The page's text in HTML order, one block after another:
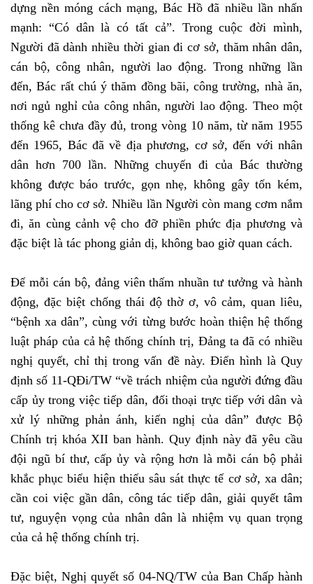
dựng nền móng cách mạng, Bác Hồ đã nhiều lần nhấn
mạnh: “Có dân là có tất cả”. Trong cuộc đời mình,
Người đã dành nhiều thời gian đi cơ sở, thăm nhân dân,
cán bộ, công nhân, người lao động. Trong những lần
đến, Bác rất chú ý thăm đồng bãi, công trường, nhà ăn,
nơi ngủ nghỉ của công nhân, người lao động. Theo một
thống kê chưa đầy đủ, trong vòng 10 năm, từ năm 1955
đến 1965, Bác đã về địa phương, cơ sở, đến với nhân
dân hơn 700 lần. Những chuyến đi của Bác thường
không được báo trước, gọn nhẹ, không gây tốn kém,
lãng phí cho cơ sở. Nhiều lần Người còn mang cơm nắm
đi, ăn cùng cảnh vệ cho đỡ phiền phức địa phương và
đặc biệt là tác phong giản dị, không bao giờ quan cách.
Để mỗi cán bộ, đảng viên thấm nhuần tư tưởng và hành
động, đặc biệt chống thái độ thờ ơ, vô cảm, quan liêu,
“bệnh xa dân”, cùng với từng bước hoàn thiện hệ thống
luật pháp của cả hệ thống chính trị, Đảng ta đã có nhiều
nghị quyết, chỉ thị trong vấn đề này. Điển hình là Quy
định số 11-QĐi/TW “về trách nhiệm của người đứng đầu
cấp ủy trong việc tiếp dân, đối thoại trực tiếp với dân và
xử lý những phản ánh, kiến nghị của dân” được Bộ
Chính trị khóa XII ban hành. Quy định này đã yêu cầu
đội ngũ bí thư, cấp ủy và rộng hơn là mỗi cán bộ phải
khắc phục biểu hiện thiếu sâu sát thực tế cơ sở, xa dân;
cần coi việc gần dân, công tác tiếp dân, giải quyết tâm
tư, nguyện vọng của nhân dân là nhiệm vụ quan trọng
của cả hệ thống chính trị.
Đặc biệt, Nghị quyết số 04-NQ/TW của Ban Chấp hành